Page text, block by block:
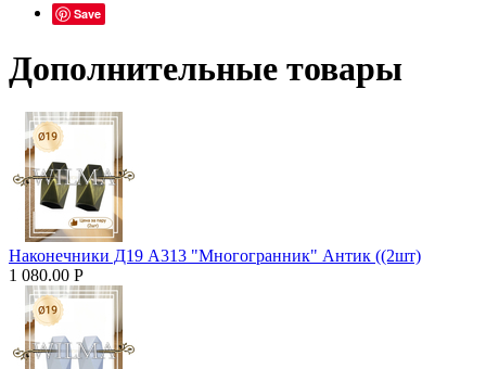
Save
Дополнительные товары
Наконечники Д19 А313 "Многогранник" Антик ((2шт)
1 080.00 Р